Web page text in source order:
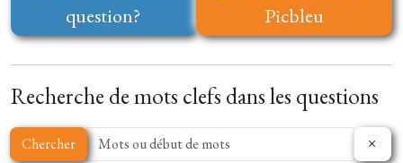
question?
Picbleu
Recherche de mots clefs dans les questions
Chercher